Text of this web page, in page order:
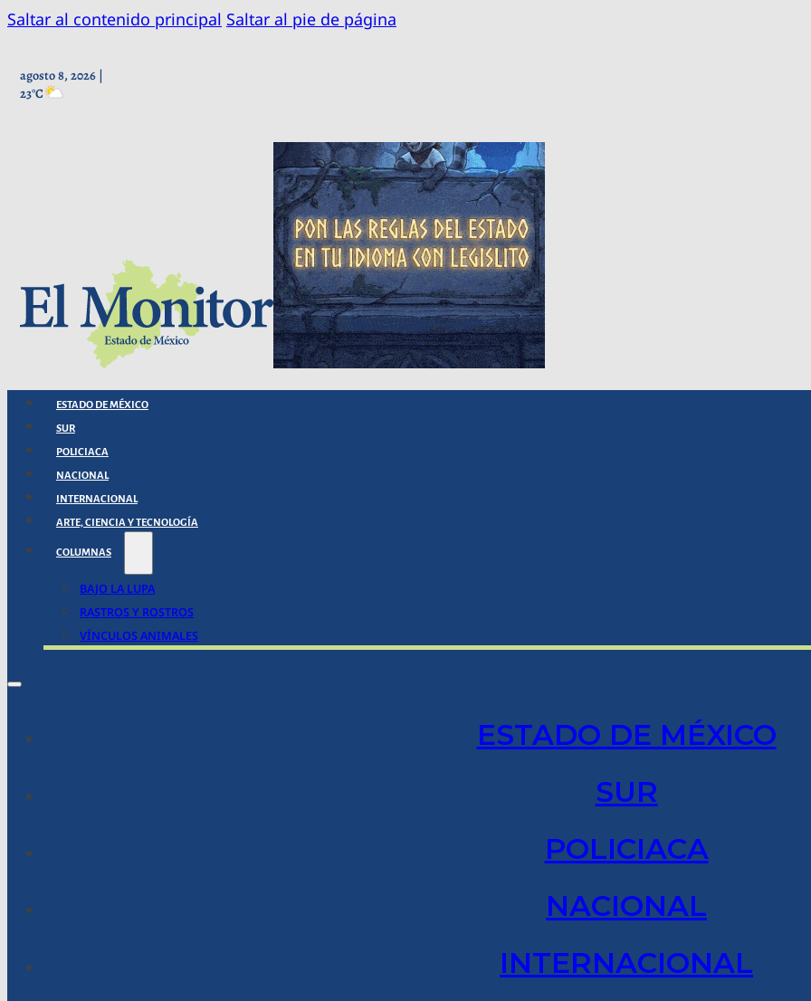
Saltar al contenido principal Saltar al pie de página
agosto 8, 2026 |
23°C
ESTADO DE MÉXICO
SUR
POLICIACA
NACIONAL
INTERNACIONAL
ARTE, CIENCIA Y TECNOLOGÍA
COLUMNAS
BAJO LA LUPA
RASTROS Y ROSTROS
VÍNCULOS ANIMALES
ESTADO DE MÉXICO
SUR
POLICIACA
NACIONAL
INTERNACIONAL